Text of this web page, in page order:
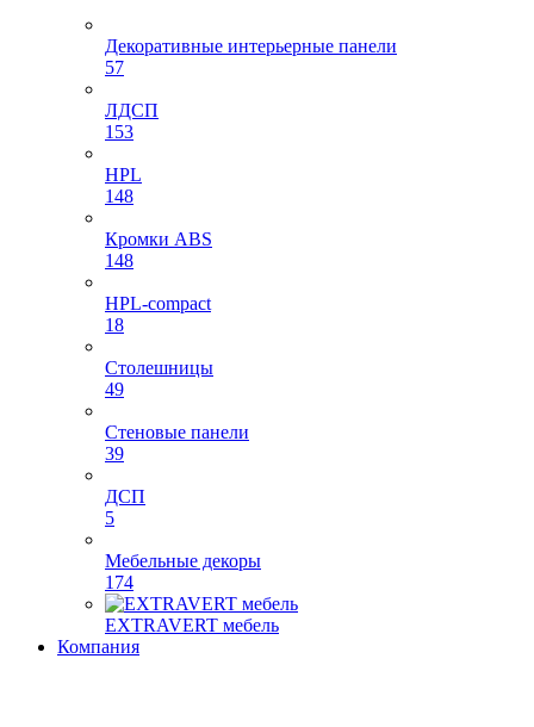
Декоративные интерьерные панели
57
ЛДСП
153
HPL
148
Кромки ABS
148
HPL-compact
18
Столешницы
49
Стеновые панели
39
ДСП
5
Мебельные декоры
174
EXTRAVERT мебель
Компания